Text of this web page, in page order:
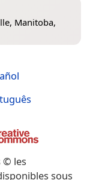
Manitoba,
© les
sous